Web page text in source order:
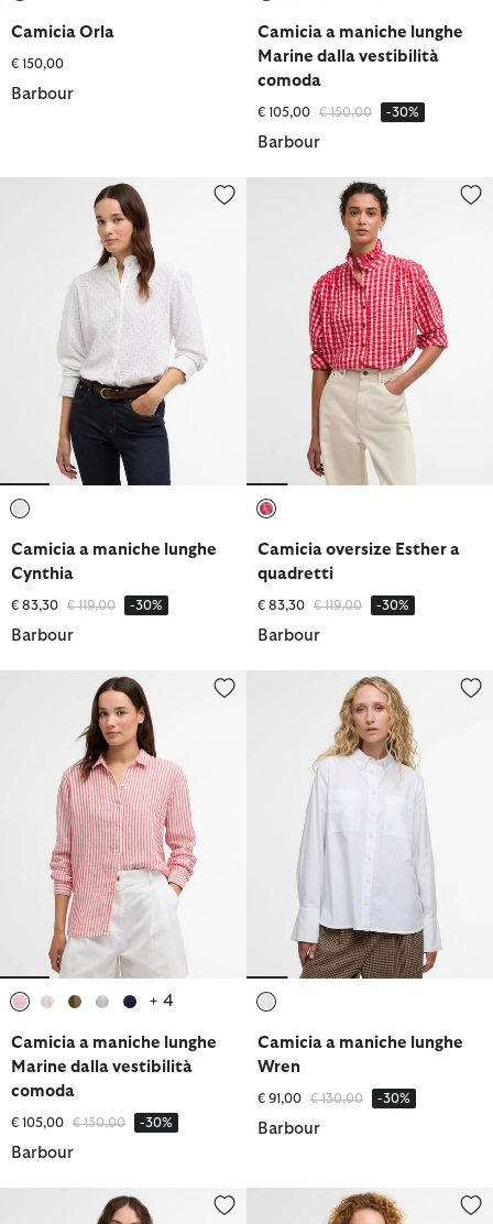
Camicia Orla
€ 150,00
Barbour
Camicia a maniche lunghe
Marine dalla vestibilità
comoda
€ 105,00 Prezzo ridotto da
€ 150,00a -30%
Barbour
Camicia a maniche lunghe Cynthia
Camicia a maniche lunghe
Cynthia
€ 83,30 Prezzo ridotto da
€ 119,00a -30%
Barbour
Camicia oversize Esther a
Camicia oversize Esther a
quadretti
€ 83,30 Prezzo ridotto da
€ 119,00a -30%
Barbour
Camicia a maniche lunghe Marine dalla vestibilità comoda
+ 4
Camicia a maniche lunghe
Marine dalla vestibilità
comoda
€ 105,00 Prezzo ridotto da
€ 150,00a -30%
Barbour
Camicia a maniche lunghe Wren
Camicia a maniche lunghe
Wren
€ 91,00 Prezzo ridotto da
€ 130,00a -30%
Barbour
Camicia a maniche corte HollingtonCamicia Angela